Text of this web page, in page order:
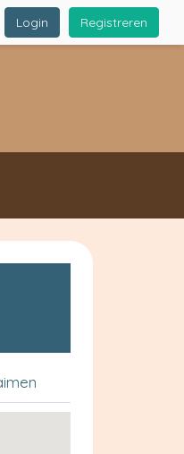
Registreren
Login